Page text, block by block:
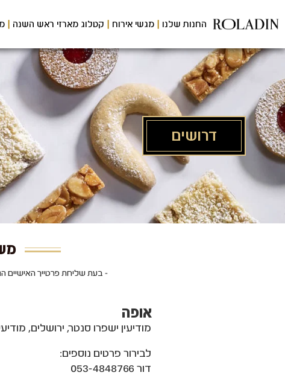
לתוכן
המרכזי
החנות שלנו מגשי אירוח קטלוג מארזי ראש השנה
דרושים
- בעת שליחת פרטייך האישיים
אופה
מודיעין ישפרו סנטר, ירושלים,
לבירור פרטים נוספים:
דור 053-4848766